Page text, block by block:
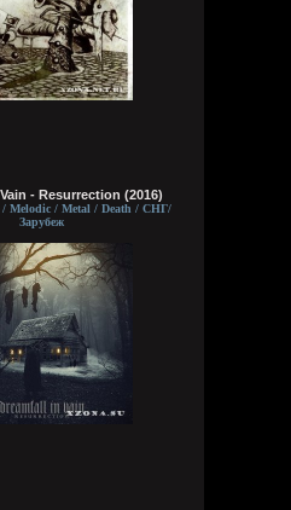
ахуееный батл.
баттлы. ведь
- Resurrection (2016)
/ Melodic / Metal / Death / СНГ/
Зарубеж